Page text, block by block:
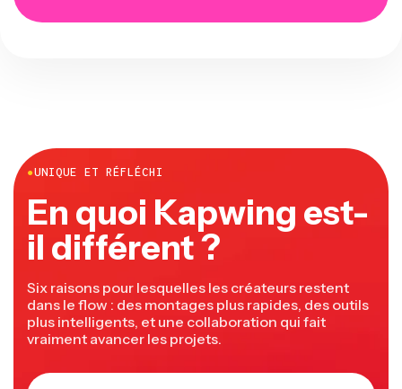
●UNIQUE ET RÉFLÉCHI
En quoi Kapwing est-
il différent ?
Six raisons pour lesquelles les créateurs restent
dans le flow : des montages plus rapides, des outils
plus intelligents, et une collaboration qui fait
vraiment avancer les projets.